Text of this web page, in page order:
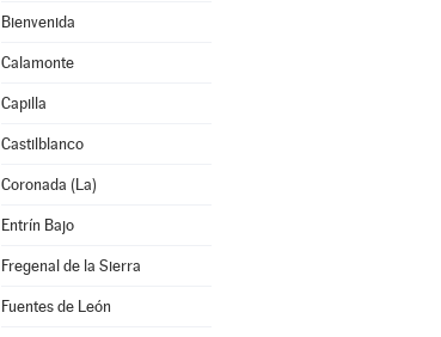
Bienvenida
Calamonte
Capilla
Castilblanco
Coronada (La)
Entrín Bajo
Fregenal de la Sierra
Fuentes de León